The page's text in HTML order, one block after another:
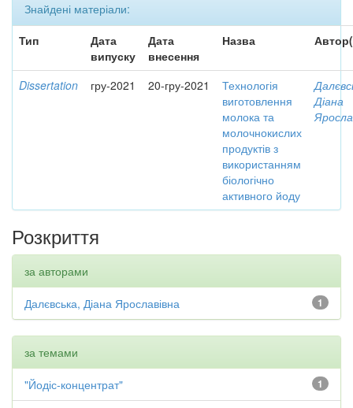
Знайдені матеріали:
Тип
Дата
випуску
Дата
внесення
Назва
Dissertation гру-2021 20-гру-2021
Технологія
виготовлення
молока та
молочнокислих
продуктів з
використанням
біологічно
активного йоду
Діана
Розкриття
за авторами
1
Далєвська, Діана Ярославівна
за темами
1
"Йодіс-концентрат"